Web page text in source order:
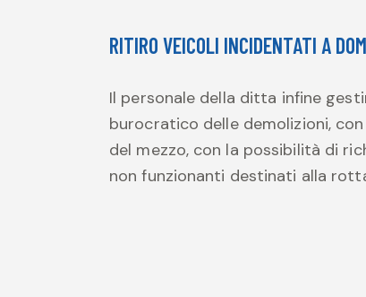
RITIRO VEICOLI INCIDENTATI A
Il personale della ditta infine
burocratico delle demolizioni,
del mezzo, con la possibilità di
non funzionanti destinati alla